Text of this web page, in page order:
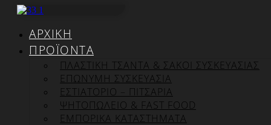
Μετάβαση
περιεχόμενοΑΡΧΙΚΉ
ΠΡΟΪΌΝΤΑ
ΠΛΑΣΤΙΚΗ ΤΣΑΝΤΑ & ΣΑΚΟΙ ΣΥΣΚΕΥΑΣΙΑΣ
ΕΠΏΝΥΜΗ ΣΥΣΚΕΥΑΣΊΑ
ΕΣΤΙΑΤΟΡΙΟ – ΠΙΤΣΑΡΙΑ
ΨΗΤΟΠΩΛΕΙΟ & FAST FOOD
ΕΜΠΟΡΙΚΑ ΚΑΤΑΣΤΗΜΑΤΑ